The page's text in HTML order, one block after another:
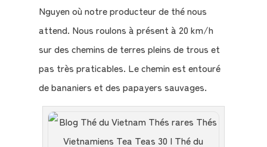
Nguyen où notre producteur de thé nous
attend. Nous roulons à présent à 20 km/h
sur des chemins de terres pleins de trous et
pas très praticables. Le chemin est entouré
de bananiers et des papayers sauvages.